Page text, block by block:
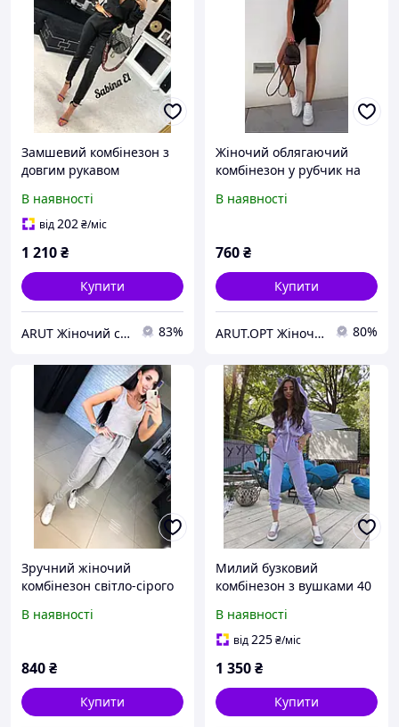
Замшевий комбінезон з
довгим рукавом
В наявності
від202₴/міс
1 210₴
Купити
ARUT Жіночий стильний одяг від українського виробника 83%
Жіночий облягаючий
комбінезон у рубчик на
В наявності
760₴
Купити
ARUT.OPT Жіночий одяг по низьким цінам 80%
Зручний жіночий
комбінезон світло-сірого
В наявності
840₴
Купити
Милий бузковий
комбінезон з вушками 40
В наявності
від225₴/міс
1 350₴
Купити